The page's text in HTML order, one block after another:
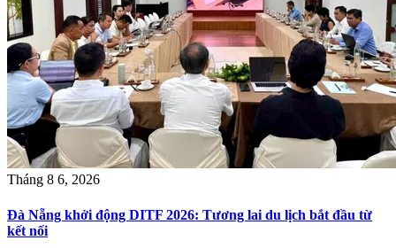
Tháng 8 6, 2026
Đà Nẵng khởi động DITF 2026: Tương lai du lịch bắt đầu từ
kết nối